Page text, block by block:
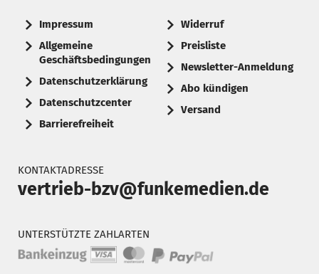
Impressum
Allgemeine
Geschäftsbedingungen
Datenschutzerklärung
Datenschutzcenter
Barrierefreiheit
Widerruf
Preisliste
Newsletter-Anmeldung
Abo kündigen
Versand
KONTAKTADRESSE
vertrieb-bzv@funkemedien.de
UNTERSTÜTZTE ZAHLARTEN